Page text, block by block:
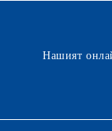
Нашият